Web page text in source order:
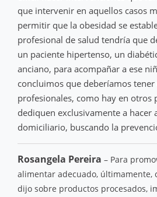
que intervenir en aquellos casos
permitir que la obesidad se
profesional de salud tendría que
un paciente hipertenso, un
anciano, para acompañar a ese
concluimos que deberíamos tener
profesionales, como hay en otros
dediquen exclusivamente a hacer
domiciliario, buscando la
Rosangela Pereira – Para
alimentar adecuado, últimamente,
dijo sobre productos procesados,